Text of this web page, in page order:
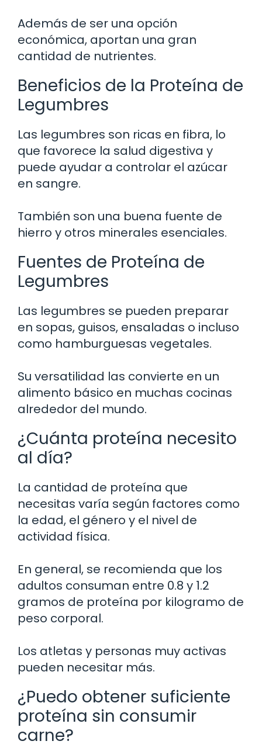
Además de ser una opción
económica, aportan una gran
cantidad de nutrientes.
Beneficios de la Proteína de
Legumbres
Las legumbres son ricas en fibra, lo
que favorece la salud digestiva y
puede ayudar a controlar el azúcar
en sangre.
También son una buena fuente de
hierro y otros minerales esenciales.
Fuentes de Proteína de
Legumbres
Las legumbres se pueden preparar
en sopas, guisos, ensaladas o incluso
como hamburguesas vegetales.
Su versatilidad las convierte en un
alimento básico en muchas cocinas
alrededor del mundo.
¿Cuánta proteína necesito
al día?
La cantidad de proteína que
necesitas varía según factores como
la edad, el género y el nivel de
actividad física.
En general, se recomienda que los
adultos consuman entre 0.8 y 1.2
gramos de proteína por kilogramo de
peso corporal.
Los atletas y personas muy activas
pueden necesitar más.
¿Puedo obtener suficiente
proteína sin consumir
carne?